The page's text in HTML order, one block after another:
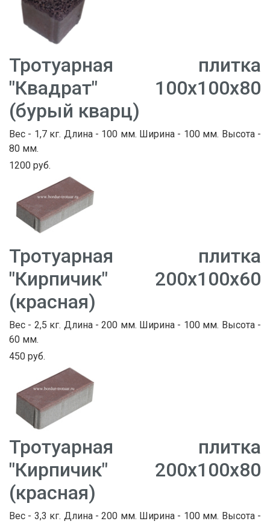
Тротуарная плитка
"Квадрат" 100х100х80
(бурый кварц)
Вес - 1,7 кг. Длина - 100 мм. Ширина - 100 мм. Высота -
80 мм.
1200 руб.
Тротуарная плитка
"Кирпичик" 200х100х60
(красная)
Вес - 2,5 кг. Длина - 200 мм. Ширина - 100 мм. Высота -
60 мм.
450 руб.
Тротуарная плитка
"Кирпичик" 200х100х80
(красная)
Вес - 3,3 кг. Длина - 200 мм. Ширина - 100 мм. Высота -